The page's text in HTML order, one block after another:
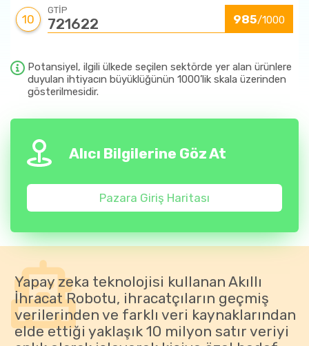
10
GTİP
721622 985/1000
Potansiyel, ilgili ülkede seçilen sektörde yer alan ürünlere
duyulan ihtiyacın büyüklüğünün 1000’lik skala üzerinden
gösterilmesidir.
Alıcı Bilgilerine Göz At
Pazara Giriş Haritası
Yapay zeka teknolojisi kullanan Akıllı
İhracat Robotu, ihracatçıların geçmiş
verilerinden ve farklı veri kaynaklarından
elde ettiği yaklaşık 10 milyon satır veriyi